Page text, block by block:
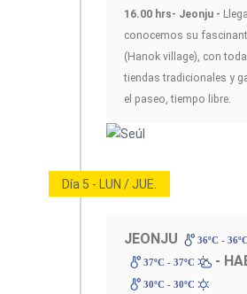
16.00 hrs- Jeonju -
conocemos su
(Hanok village), con
tiendas tradicionales y
el paseo, tiempo libre.
Día 5 - LUN / JUE.
JEONJU 36ºC -
37ºC - 37ºC -
30ºC - 30ºC